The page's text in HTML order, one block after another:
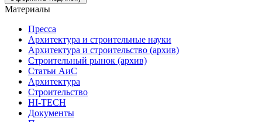
Материалы
Пресса
Архитектура и строительные науки
Архитектура и строительство (архив)
Строительный рынок (архив)
Статьи АиС
Архитектура
Строительство
HI-TECH
Документы